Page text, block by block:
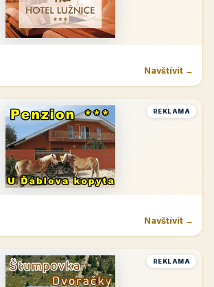
Navštívit →
REKLAMA
Navštívit →
REKLAMA